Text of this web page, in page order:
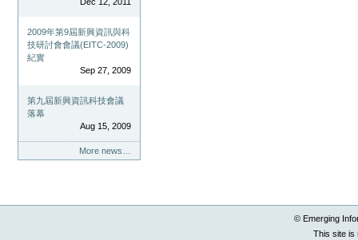
2009年第9屆新興資訊與科
技研討會會議(EITC-2009)
紀實
Sep 27, 2009
第九屆新興資訊科技會議
落幕
Aug 15, 2009
More news…
© Emerging
This site is